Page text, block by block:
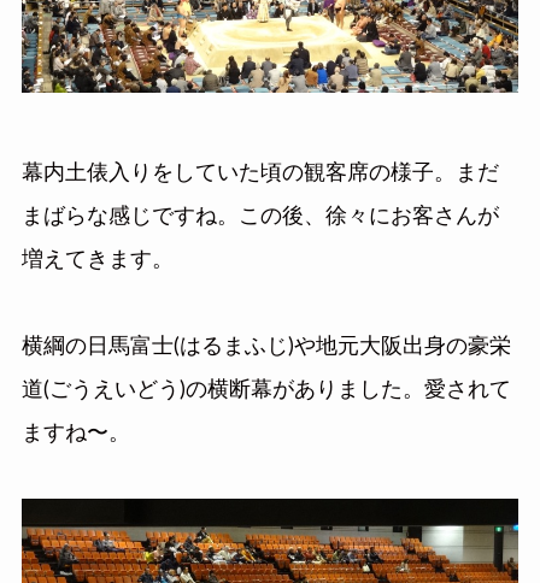
幕内土俵入りをしていた頃の観客席の様子。まだ
まばらな感じですね。この後、徐々にお客さんが
増えてきます。
横綱の日馬富士(はるまふじ)や地元大阪出身の豪栄
道(ごうえいどう)の横断幕がありました。愛されて
ますね〜。